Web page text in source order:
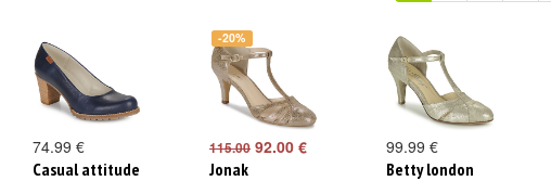
74.99 €
Casual attitude
-20%
115.00 92.00 €
Jonak
99.99 €
Betty london